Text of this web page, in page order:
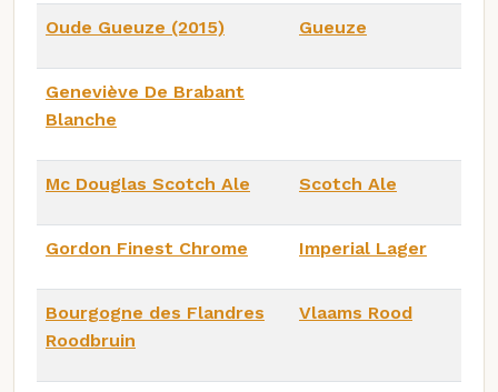
Oude Gueuze (2015) Gueuze
Geneviève De Brabant
Blanche
Mc Douglas Scotch Ale Scotch Ale
Gordon Finest Chrome Imperial Lager
Bourgogne des Flandres
Roodbruin
Vlaams Rood